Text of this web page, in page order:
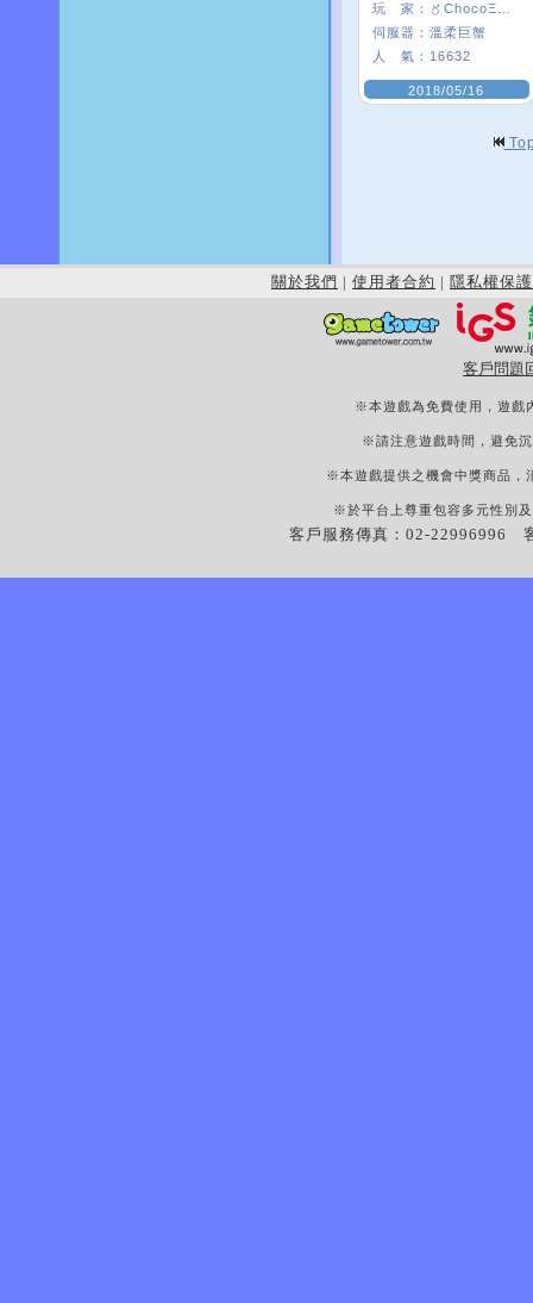
玩 家：
伺服器： 溫柔巨蟹
人 氣： 16632
2018/05/16
關於我們 | 使用者合約 | 隱私權保護
客戶問題
※本遊戲為免費使用，遊戲
※請注意遊戲時間，避免
※本遊戲提供之機會中獎商品，
※於平台上尊重包容多元性別
客戶服務傳真：02-22996996